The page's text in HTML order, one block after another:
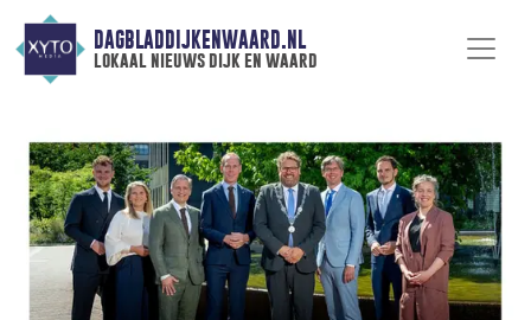
DAGBLADDIJKENWAARD.NL
lokaal nieuws dijk en waard